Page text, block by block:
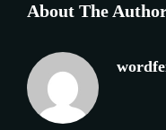
About The